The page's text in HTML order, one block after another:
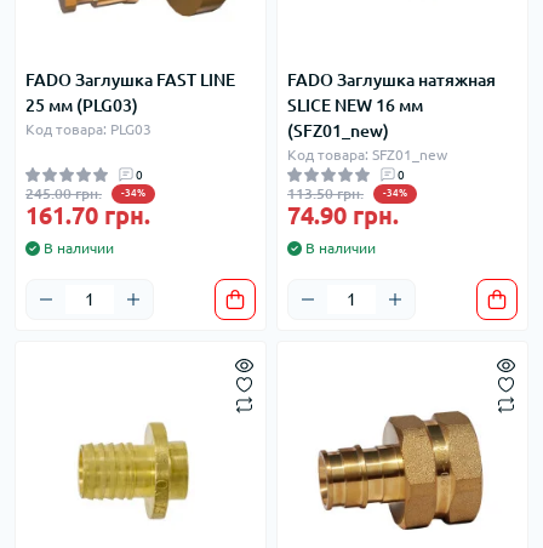
FADO Заглушка FAST LINE
25 мм (PLG03)
Код товара: PLG03
0
245.00 грн. -34%
161.70 грн.
В наличии
FADO Заглушка натяжная
SLICE NEW 16 мм
(SFZ01_new)
Код товара: SFZ01_new
0
113.50 грн. -34%
74.90 грн.
В наличии